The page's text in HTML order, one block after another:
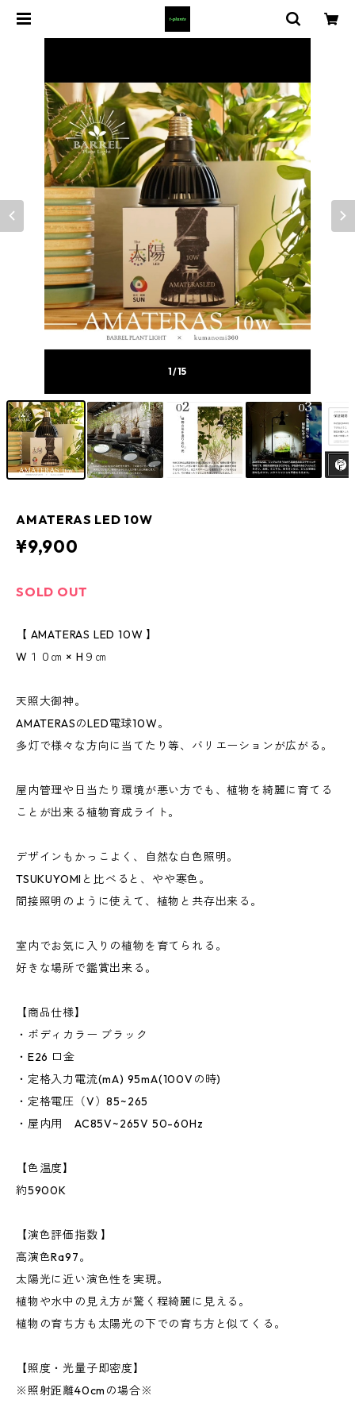
1/15
AMATERAS LED 10W
¥9,900
SOLD OUT
【 AMATERAS LED 10W 】
W１０㎝ × H９㎝
天照大御神。
AMATERASのLED電球10W。
多灯で様々な方向に当てたり等、バリエーションが広がる。
屋内管理や日当たり環境が悪い方でも、植物を綺麗に育てる
ことが出来る植物育成ライト。
デザインもかっこよく、自然な白色照明。
TSUKUYOMIと比べると、やや寒色。
間接照明のように使えて、植物と共存出来る。
室内でお気に入りの植物を育てられる。
好きな場所で鑑賞出来る。
【商品仕様】
・ボディカラー ブラック
・E26 口金
・定格入力電流(mA) 95mA(100Vの時)
・定格電圧（V）85~265
・屋内用 AC85V~265V 50-60Hz
【色温度】
約5900K
【演色評価指数 】
高演色Ra97。
太陽光に近い演色性を実現。
植物や水中の見え方が驚く程綺麗に見える。
植物の育ち方も太陽光の下での育ち方と似てくる。
【照度・光量子即密度】
※照射距離40cmの場合※